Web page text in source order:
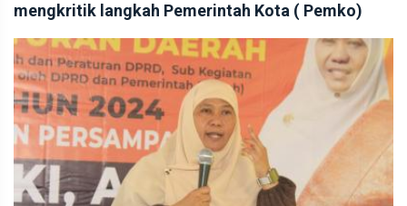
mengkritik langkah Pemerintah Kota ( Pemko)